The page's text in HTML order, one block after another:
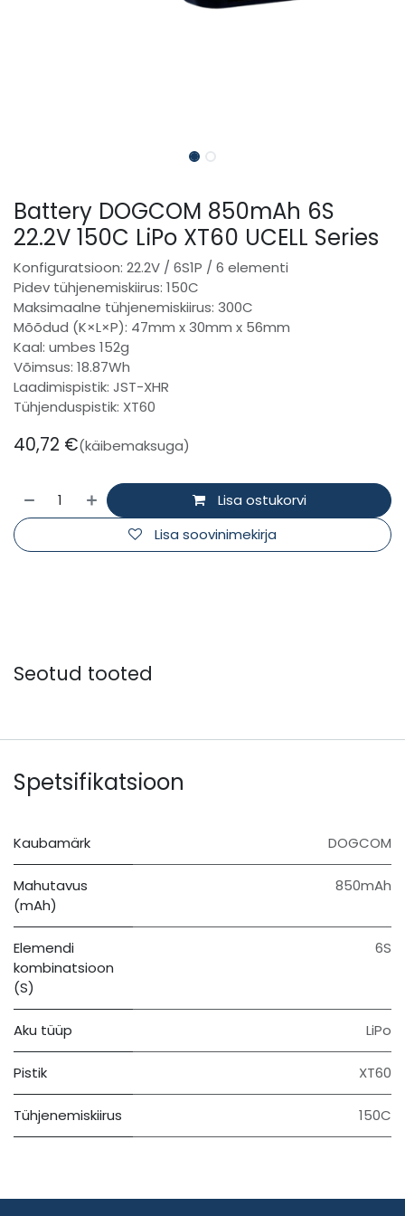
Battery DOGCOM 850mAh 6S
22.2V 150C LiPo XT60 UCELL Series
Konfiguratsioon: 22.2V / 6S1P / 6 elementi
Pidev tühjenemiskiirus: 150C
Maksimaalne tühjenemiskiirus: 300C
Mõõdud (K×L×P): 47mm x 30mm x 56mm
Kaal: umbes 152g
Võimsus: 18.87Wh
Laadimispistik: JST-XHR
Tühjenduspistik: XT60
40,72 €(käibemaksuga)
Lisa ostukorvi
Lisa soovinimekirja
Seotud tooted
Spetsifikatsioon
Kaubamärk DOGCOM
Mahutavus
(mAh)
850mAh
Elemendi
kombinatsioon
(S)
6S
Aku tüüp LiPo
Pistik XT60
Tühjenemiskiirus 150C